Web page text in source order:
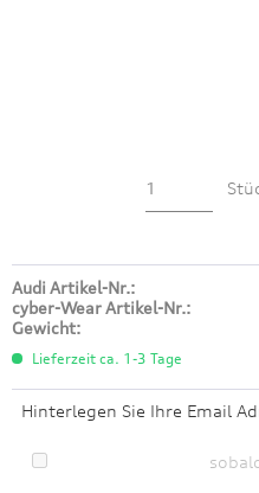
Audi Artikel-Nr.:
cyber-Wear Artikel-Nr.:
Gewicht:
Lieferzeit ca. 1-3 Tage
Hinterlegen Sie Ihre Email